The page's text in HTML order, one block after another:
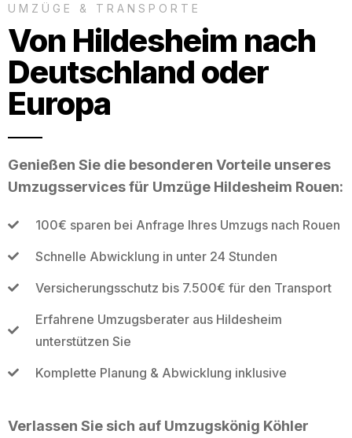
UMZÜGE & TRANSPORTE
Von Hildesheim nach
Deutschland oder
Europa
Genießen Sie die besonderen Vorteile unseres
Umzugsservices für Umzüge Hildesheim Rouen:
100€ sparen bei Anfrage Ihres Umzugs nach Rouen
Schnelle Abwicklung in unter 24 Stunden
Versicherungsschutz bis 7.500€ für den Transport
Erfahrene Umzugsberater aus Hildesheim
unterstützen Sie
Komplette Planung & Abwicklung inklusive
Verlassen Sie sich auf Umzugskönig Köhler